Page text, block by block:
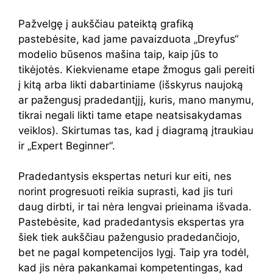
Pažvelgę ​​į aukščiau pateiktą grafiką
pastebėsite, kad jame pavaizduota „Dreyfus“
modelio būsenos mašina taip, kaip jūs to
tikėjotės. Kiekviename etape žmogus gali pereiti
į kitą arba likti dabartiniame (išskyrus naujoką
ar pažengusį pradedantįjį, kuris, mano manymu,
tikrai negali likti tame etape neatsisakydamas
veiklos). Skirtumas tas, kad į diagramą įtraukiau
ir „Expert Beginner“.
Pradedantysis ekspertas neturi kur eiti, nes
norint progresuoti reikia suprasti, kad jis turi
daug dirbti, ir tai nėra lengvai prieinama išvada.
Pastebėsite, kad pradedantysis ekspertas yra
šiek tiek aukščiau pažengusio pradedančiojo,
bet ne pagal kompetencijos lygį. Taip yra todėl,
kad jis nėra pakankamai kompetentingas, kad